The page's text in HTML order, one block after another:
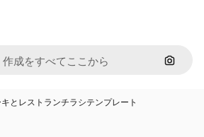
画像で
とレストランチラシテンプレート